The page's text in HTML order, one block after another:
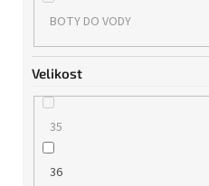
BOTY DO VODY
Velikost
35
36